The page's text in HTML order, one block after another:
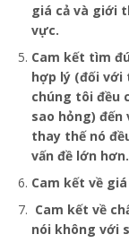
giá cả và giới
vực.
Cam kết tìm
hợp lý (đối với
chúng tôi đều
sao hỏng)
thay thế nó
vấn đề lớn hơn.
Cam kết về
Cam kết về
nói không với